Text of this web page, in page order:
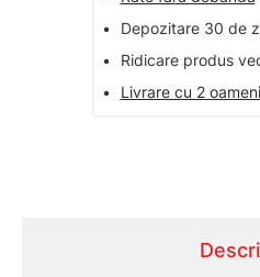
•
Depozitare 30 de
•
Ridicare produs
•
Livrare cu 2